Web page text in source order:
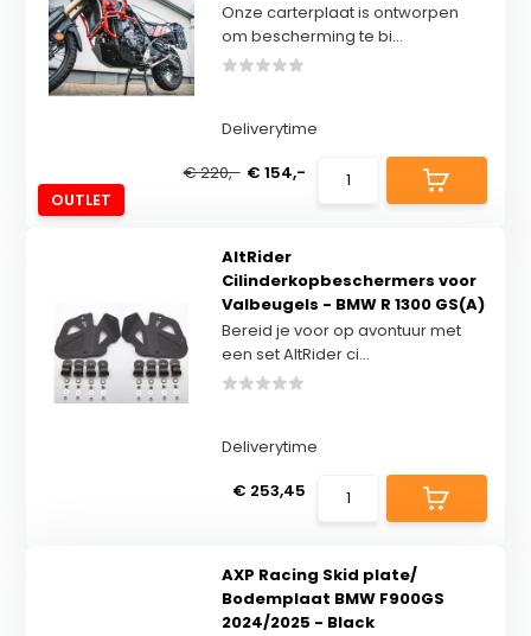
OUTLET
Onze carterplaat is ontworpen
om bescherming te bi...
Deliverytime
€ 220,- € 154,-
AltRider
Cilinderkopbeschermers voor
Valbeugels - BMW R 1300 GS(A)
Bereid je voor op avontuur met
een set AltRider ci...
Deliverytime
€ 253,45
AXP Racing Skid plate/
Bodemplaat BMW F900GS
2024/2025 - Black